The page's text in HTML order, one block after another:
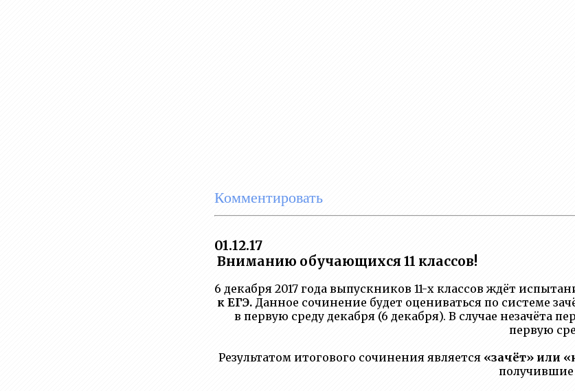
Комментировать
01.12.17
Вниманию обучающихся 11 классов!
6 декабря 2017 года выпускников 11-х классов ждёт
к ЕГЭ. Данное сочинение будет оцениваться по системе
в первую среду декабря (6 декабря). В случае незачёта
первую
Результатом итогового сочинения является «зачёт» или
получившие